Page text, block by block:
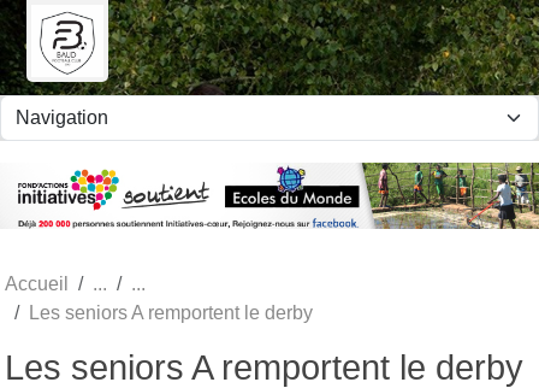
Accueil
Les seniors A remportent le derby
Les seniors A remportent le derby
Panneau de gestion des cookies